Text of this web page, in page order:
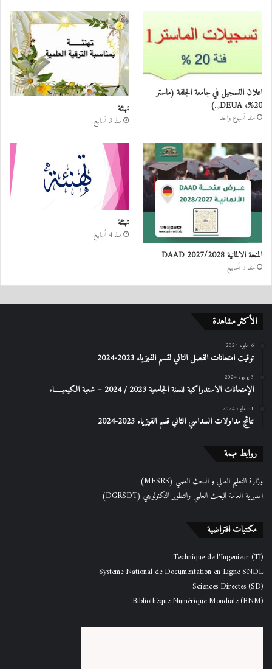
اعلان التسجيل في جامعة الجلفة (ماستر
20%، DEUA,..)
منذ أسبوع واحد
تهنئة
منذ 3 أسابيع
المنحة الالمانية DAAD 2027/2028
منذ 3 أسابيع
تهنئة
منذ 4 أسابيع
الأكثر مشاهدة
6 مايو، 2024
توقيت امتحانات الفصل الثاني لقسم الفيزياء 2023-2024
3 يونيو، 2024
الإمتحانات الاستدراكیة للسنة الجامعیة 2023 / 2024 – شعبة الكیمیـــــاء
31 مايو، 2024
نتائج مداولات السداسي الثاني قسم الفيزياء 2023-2024
روابط مهمة
وزارة التعليم العالي و البحث العلمي (MESRS)
المديرية العامة للبحث العلمي والتطوير التكنولوجي (DGRSDT)
مكتبات افتراضية
Technique de l'Ingenieur (TI)
Systeme National de Documentation en Ligne SNDL
Sciences Directes (SD)
Bibliothèque Numérique Mondiale (BNM)